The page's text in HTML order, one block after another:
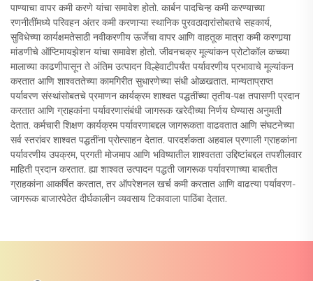
पाण्याचा वापर कमी करणे यांचा समावेश होतो. कार्बन पादचिन्ह कमी करण्याच्या
रणनीतींमध्ये परिवहन अंतर कमी करणाऱ्या स्थानिक पुरवठादारांसोबतचे सहकार्य,
सुविधेच्या कार्यक्षमतेसाठी नवीकरणीय ऊर्जेचा वापर आणि वाहतूक मात्रा कमी करणार्‍या
मांडणीचे ऑप्टिमायझेशन यांचा समावेश होतो. जीवनचक्र मूल्यांकन प्रोटोकॉल कच्च्या
मालाच्या काढणीपासून ते अंतिम उत्पादन विल्हेवाटीपर्यंत पर्यावरणीय प्रभावाचे मूल्यांकन
करतात आणि शाश्वततेच्या कामगिरीत सुधारणेच्या संधी ओळखतात. मान्यताप्राप्त
पर्यावरण संस्थांसोबतचे प्रमाणन कार्यक्रम शाश्वत पद्धतींच्या तृतीय-पक्ष तपासणी प्रदान
करतात आणि ग्राहकांना पर्यावरणासंबंधी जागरूक खरेदीच्या निर्णय घेण्यास अनुमती
देतात. कर्मचारी शिक्षण कार्यक्रम पर्यावरणाबद्दल जागरूकता वाढवतात आणि संघटनेच्या
सर्व स्तरांवर शाश्वत पद्धतींना प्रोत्साहन देतात. पारदर्शकता अहवाल प्रणाली ग्राहकांना
पर्यावरणीय उपक्रम, प्रगती मोजमाप आणि भविष्यातील शाश्वतता उद्दिष्टांबद्दल तपशीलवार
माहिती प्रदान करतात. ह्या शाश्वत उत्पादन पद्धती जागरूक पर्यावरणाच्या बाबतीत
ग्राहकांना आकर्षित करतात, तर ऑपरेशनल खर्च कमी करतात आणि वाढत्या पर्यावरण-
जागरूक बाजारपेठेत दीर्घकालीन व्यवसाय टिकावाला पाठिंबा देतात.